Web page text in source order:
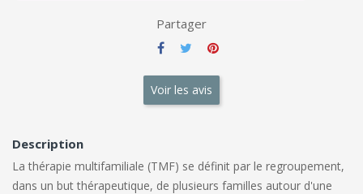
Partager
Voir les avis
Description
La thérapie multifamiliale (TMF) se définit par le regroupement,
dans un but thérapeutique, de plusieurs familles autour d'une